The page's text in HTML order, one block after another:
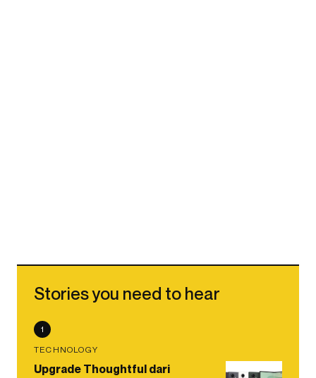
Stories you need to hear
1
TECHNOLOGY
Upgrade Thoughtful dari